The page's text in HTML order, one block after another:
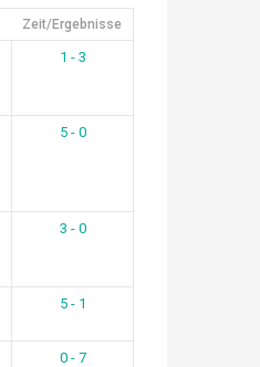
Zeit/Ergebnisse
1 - 3
5 - 0
3 - 0
5 - 1
0 - 7